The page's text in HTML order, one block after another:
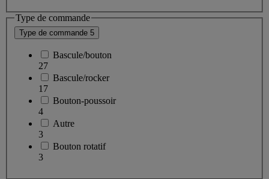
Type de commande
Type de commande 5
Bascule/bouton
27
Bascule/rocker
17
Bouton-poussoir
4
Autre
3
Bouton rotatif
3